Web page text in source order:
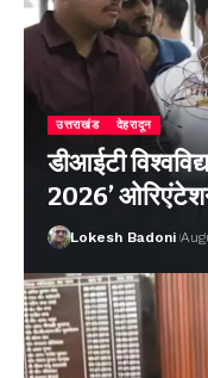
उत्तराखंड देहरादून
डीआईटी
2026’
Lokesh Badoni